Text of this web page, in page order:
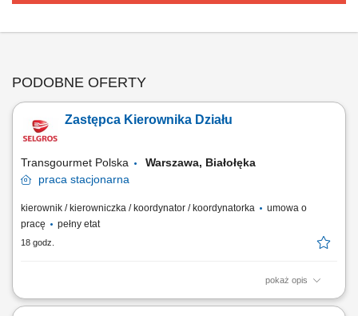
PODOBNE OFERTY
Zastępca Kierownika Działu
Transgourmet Polska
Warszawa, Białołęka
praca stacjonarna
kierownik / kierowniczka / koordynator / koordynatorka
umowa o
pracę
pełny etat
18 godz.
pokaż opis
Twój zakres obowiązków wspieranie zadań kierownika działu, nadzór